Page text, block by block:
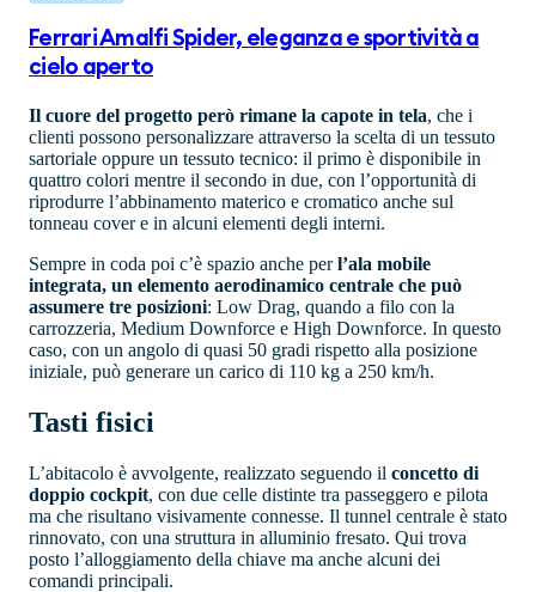
Ferrari Amalfi Spider, eleganza e sportività a
cielo aperto
Il cuore del progetto però rimane la capote in tela, che i
clienti possono personalizzare attraverso la scelta di un tessuto
sartoriale oppure un tessuto tecnico: il primo è disponibile in
quattro colori mentre il secondo in due, con l’opportunità di
riprodurre l’abbinamento materico e cromatico anche sul
tonneau cover e in alcuni elementi degli interni.
Sempre in coda poi c’è spazio anche perl’ala mobile
integrata, un elemento aerodinamico centrale che può
assumere tre posizioni: Low Drag, quando a filo con la
carrozzeria, Medium Downforce e High Downforce. In questo
caso, con un angolo di quasi 50 gradi rispetto alla posizione
iniziale, può generare un carico di 110 kg a 250 km/h.
Tasti fisici
L’abitacolo è avvolgente, realizzato seguendo il concetto di
doppio cockpit, con due celle distinte tra passeggero e pilota
ma che risultano visivamente connesse. Il tunnel centrale è stato
rinnovato, con una struttura in alluminio fresato. Qui trova
posto l’alloggiamento della chiave ma anche alcuni dei
comandi principali.